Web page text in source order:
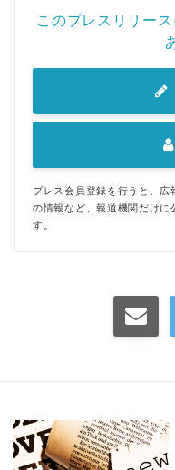
このプレスリリー
プレス会員登録を行うと、広
の情報など、報道機関だけに
す。